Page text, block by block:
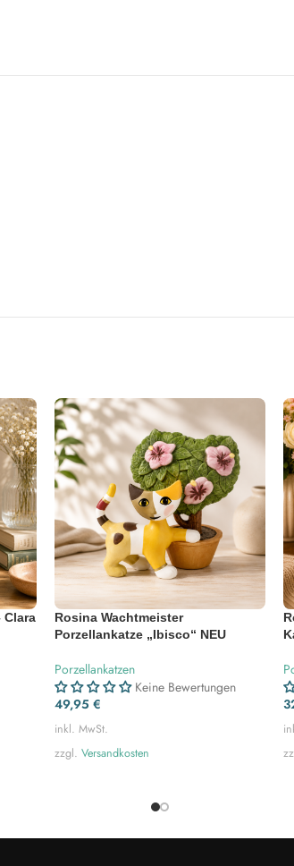
Clara
Rosina Wachtmeister
Porzellankatze „Ibisco“ NEU
Porzellankatzen
Keine Bewertungen
49,95€
inkl. MwSt.
zzgl.Versandkosten